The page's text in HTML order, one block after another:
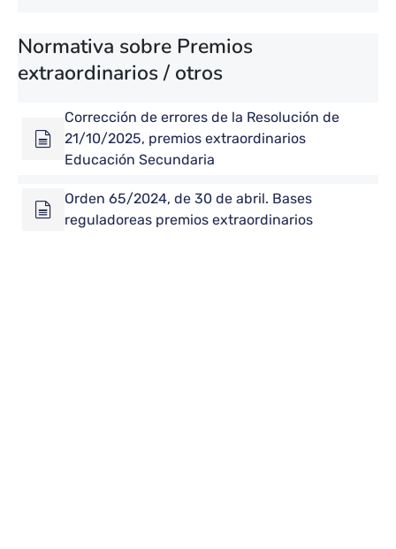
Normativa sobre Premios
extraordinarios / otros
Corrección de errores de la Resolución de
21/10/2025, premios extraordinarios
Educación Secundaria
Orden 65/2024, de 30 de abril. Bases
reguladoreas premios extraordinarios